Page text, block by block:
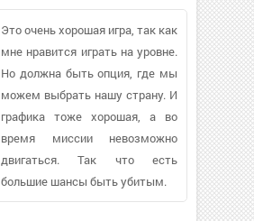
Это очень хорошая игра, так как
мне нравится играть на уровне.
Но должна быть опция, где мы
можем выбрать нашу страну. И
графика тоже хорошая, а во
время миссии невозможно
двигаться. Так что есть
большие шансы быть убитым.